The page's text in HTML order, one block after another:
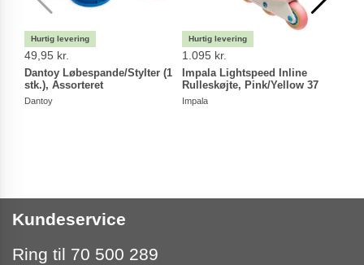
49,95 kr.
Dantoy Løbespande/Stylter (1
stk.), Assorteret
Dantoy
1.095 kr.
Impala Lightspeed Inline
Rulleskøjte, Pink/Yellow 37
Impala
Kundeservice
Ring til 70 500 289